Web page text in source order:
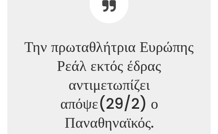
Την πρωταθλήτρια Ευρώπης
Ρεάλ εκτός έδρας
αντιμετωπίζει
απόψε(29/2) ο
Παναθηναϊκός.